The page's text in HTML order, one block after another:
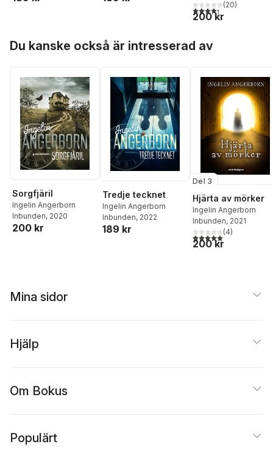
4,3utav 5 stjärnor.
(20)
200 kr
Du kanske också är intresserad av
Sorgfjäril
Ingelin Angerborn
Inbunden, 2020
200 kr
Tredje tecknet
Ingelin Angerborn
Inbunden, 2022
189 kr
Del 3
Hjärta av mörker
Ingelin Angerborn
Inbunden, 2021
5,0utav 5 stjärnor.
(4)
200 kr
Mina sidor
Hjälp
Om Bokus
Populärt